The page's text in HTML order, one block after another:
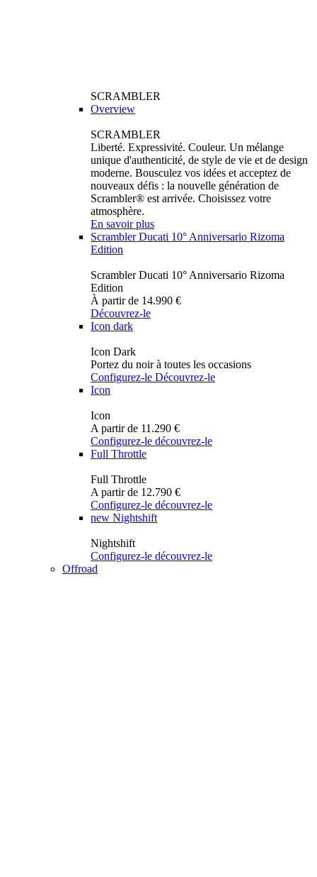
SCRAMBLER
Overview
SCRAMBLER
Liberté. Expressivité. Couleur. Un mélange
unique d'authenticité, de style de vie et de design
moderne. Bousculez vos idées et acceptez de
nouveaux défis : la nouvelle génération de
Scrambler® est arrivée. Choisissez votre
atmosphère.
En savoir plus
Scrambler Ducati 10° Anniversario Rizoma
Edition
Scrambler Ducati 10° Anniversario Rizoma
Edition
À partir de 14.990 €
Découvrez-le
Icon dark
Icon Dark
Portez du noir à toutes les occasions
Configurez-le Découvrez-le
Icon
Icon
A partir de 11.290 €
Configurez-le découvrez-le
Full Throttle
Full Throttle
A partir de 12.790 €
Configurez-le découvrez-le
new Nightshift
Nightshift
Configurez-le découvrez-le
Offroad